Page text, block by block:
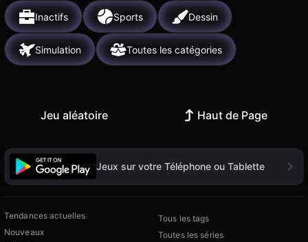
Inactifs Sports Dessin
Simulation Toutes les catégories
Jeu aléatoire Haut de Page
Jeux sur votre Téléphone ou Tablette
Tendances actuelles
Nouveaux
Tous les tags
Toutes les séries